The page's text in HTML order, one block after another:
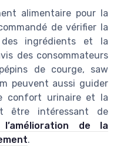
alimentaire pour la
de vérifier la
des ingrédients et la
des consommateurs
de courge, saw
peuvent aussi guider
confort urinaire et la
être intéressant de
de la
.